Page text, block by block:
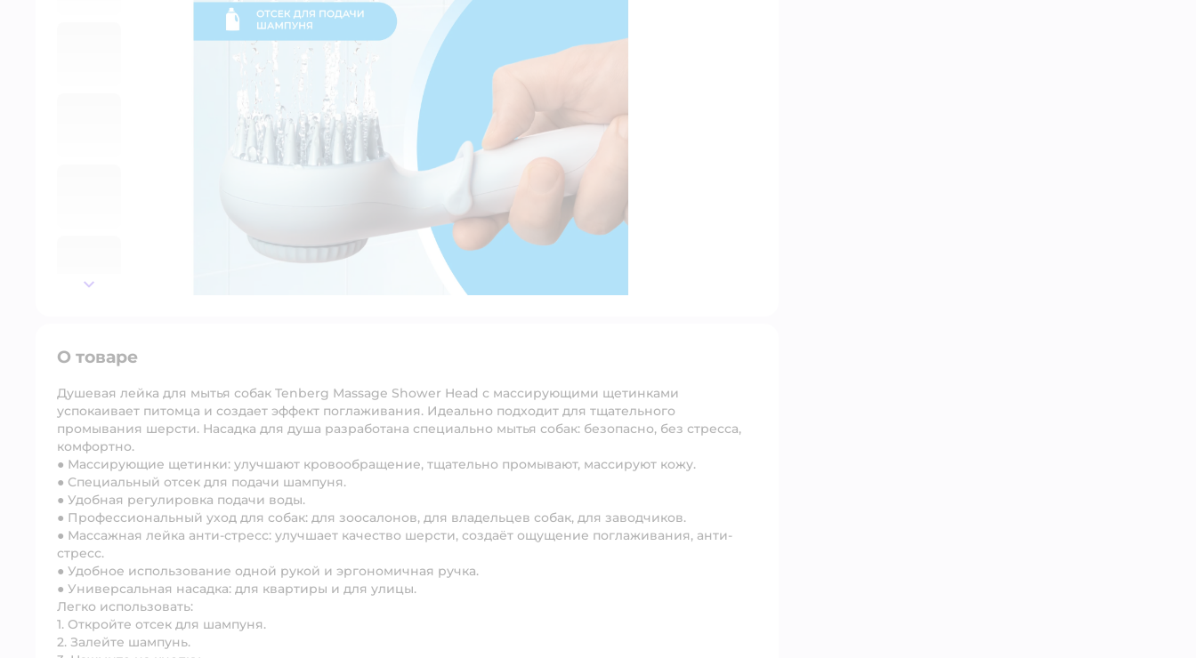
далее
О товаре
Душевая лейка для мытья собак Tenberg Massage Shower Head с массирующими щетинками
успокаивает питомца и создает эффект поглаживания. Идеально подходит для тщательного
промывания шерсти. Насадка для душа разработана специально мытья собак: безопасно, без стресса,
комфортно.
● Массирующие щетинки: улучшают кровообращение, тщательно промывают, массируют кожу.
● Специальный отсек для подачи шампуня.
● Удобная регулировка подачи воды.
● Профессиональный уход для собак: для зоосалонов, для владельцев собак, для заводчиков.
● Массажная лейка анти-стресс: улучшает качество шерсти, создаёт ощущение поглаживания, анти-
стресс.
● Удобное использование одной рукой и эргономичная ручка.
● Универсальная насадка: для квартиры и для улицы.
Легко использовать:
1. Откройте отсек для шампуня.
2. Залейте шампунь.